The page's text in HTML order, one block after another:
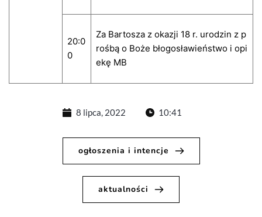
20:0
0
Za Bartosza z okazji 18 r. urodzin z p
rośbą o Boże błogosławieństwo i opi
ekę MB
8 lipca, 2022 10:41
ogłoszenia i intencje
aktualności